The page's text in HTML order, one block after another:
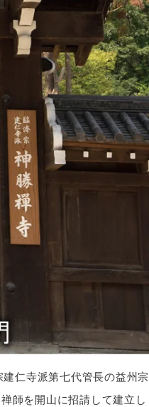
仁寺派第七代管長の益州宗
師を開山に招請して建立し